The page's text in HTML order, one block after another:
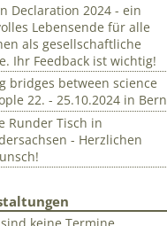
Declaration 2024 - ein
Lebensende für alle
als gesellschaftliche
Ihr Feedback ist wichtig!
bridges between science
22. - 25.10.2024 in Bern
Runder Tisch in
- Herzlichen